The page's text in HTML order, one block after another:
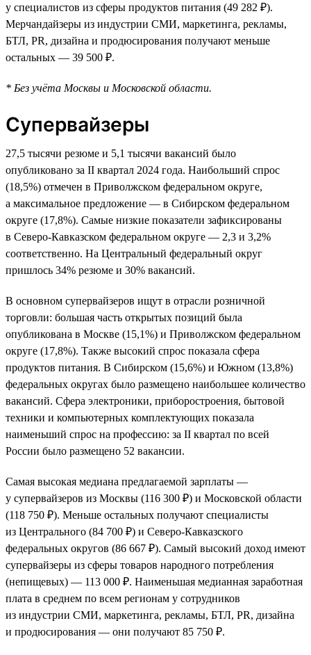
у специалистов из сферы продуктов питания (49 282 ₽).
Мерчандайзеры из индустрии СМИ, маркетинга, рекламы,
БТЛ, PR, дизайна и продюсирования получают меньше
остальных — 39 500 ₽.
* Без учёта Москвы и Московской области.
Супервайзеры
27,5 тысячи резюме и 5,1 тысячи вакансий было
опубликовано за II квартал 2024 года. Наибольший спрос
(18,5%) отмечен в Приволжском федеральном округе,
а максимальное предложение — в Сибирском федеральном
округе (17,8%). Самые низкие показатели зафиксированы
в Северо-Кавказском федеральном округе — 2,3 и 3,2%
соответственно. На Центральный федеральный округ
пришлось 34% резюме и 30% вакансий.
В основном супервайзеров ищут в отрасли розничной
торговли: большая часть открытых позиций была
опубликована в Москве (15,1%) и Приволжском федеральном
округе (17,8%). Также высокий спрос показала сфера
продуктов питания. В Сибирском (15,6%) и Южном (13,8%)
федеральных округах было размещено наибольшее количество
вакансий. Сфера электроники, приборостроения, бытовой
техники и компьютерных комплектующих показала
наименьший спрос на профессию: за II квартал по всей
России было размещено 52 вакансии.
Самая высокая медиана предлагаемой зарплаты —
у супервайзеров из Москвы (116 300 ₽) и Московской области
(118 750 ₽). Меньше остальных получают специалисты
из Центрального (84 700 ₽) и Северо-Кавказского
федеральных округов (86 667 ₽). Самый высокий доход имеют
супервайзеры из сферы товаров народного потребления
(непищевых) — 113 000 ₽. Наименьшая медианная заработная
плата в среднем по всем регионам у сотрудников
из индустрии СМИ, маркетинга, рекламы, БТЛ, PR, дизайна
и продюсирования — они получают 85 750 ₽.